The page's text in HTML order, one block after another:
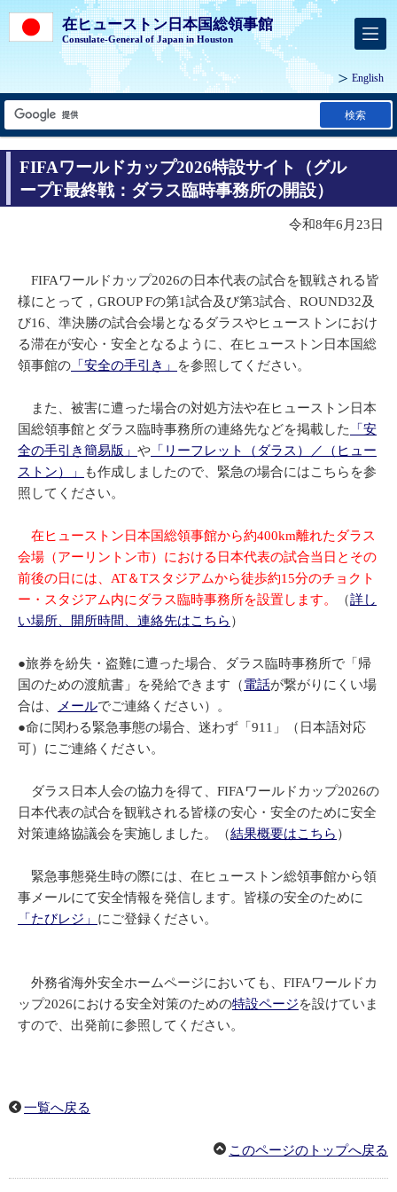
在ヒューストン日本国総領事館
Consulate-General of Japan in Houston
English
検索
FIFAワールドカップ2026特設サイト（グル
ープF最終戦：ダラス臨時事務所の開設）
令和8年6月23日
FIFAワールドカップ2026の日本代表の試合を観戦される皆
様にとって，GROUP Fの第1試合及び第3試合、ROUND32及
び16、準決勝の試合会場となるダラスやヒューストンにおけ
る滞在が安心・安全となるように、在ヒューストン日本国総
領事館の 「安全の手引き」 を参照してください。
また、被害に遭った場合の対処方法や在ヒューストン日本
国総領事館とダラス臨時事務所の連絡先などを掲載した
「安
全の手引き簡易版」 や 「リーフレット（ダラス）
／（ヒュー
ストン）」
も作成しましたので、緊急の場合にはこちらを参
照してください。
在ヒューストン日本国総領事館から約400km離れたダラス
会場（アーリントン市）における日本代表の試合当日とその
前後の日には、AT＆Tスタジアムから徒歩約15分のチョクト
ー・スタジアム内にダラス臨時事務所を設置します。
（詳し
い場所、開所時間、連絡先はこちら ）
●旅券を紛失・盗難に遭った場合、ダラス臨時事務所で「帰
国のための渡航書」を発給できます（電話が繋がりにくい場
合は、
メールでご連絡ください）。
●命に関わる緊急事態の場合、迷わず「911」（日本語対応
可）にご連絡ください。
ダラス日本人会の協力を得て、FIFAワールドカップ2026の
日本代表の試合を観戦される皆様の安心・安全のために安全
対策連絡協議会を実施しました。（結果概要はこちら ）
緊急事態発生時の際には、在ヒューストン総領事館から領
事メールにて安全情報を発信します。皆様の安全のために
「たびレジ」 にご登録ください。
外務省海外安全ホームページにおいても、FIFAワールドカ
ップ2026における安全対策のための特設ページを設けていま
すので、出発前に参照してください。
一覧へ戻る
このページのトップへ戻る